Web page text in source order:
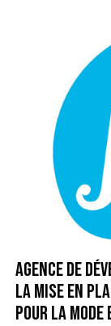
Agence de
la mise en
pour la